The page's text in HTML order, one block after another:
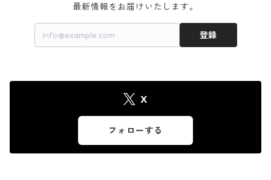
最新情報をお届けいたします。
登録
X
フォローする